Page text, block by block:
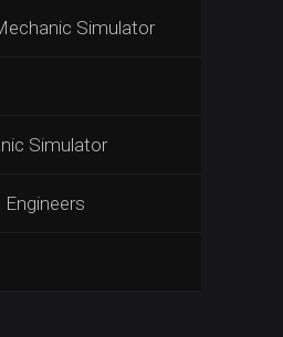
Simulator
Simulator